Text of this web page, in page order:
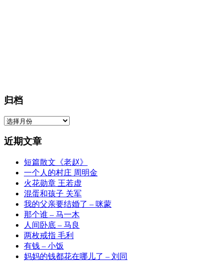
归档
归
近期文章
短篇散文《老赵》
一个人的村庄 周明金
火花勋章 王若虚
混蛋和孩子 关军
我的父亲要结婚了 – 咪蒙
那个谁 – 马一木
人间卧底 – 马良
两枚戒指 毛利
有钱 – 小饭
妈妈的钱都花在哪儿了 – 刘同